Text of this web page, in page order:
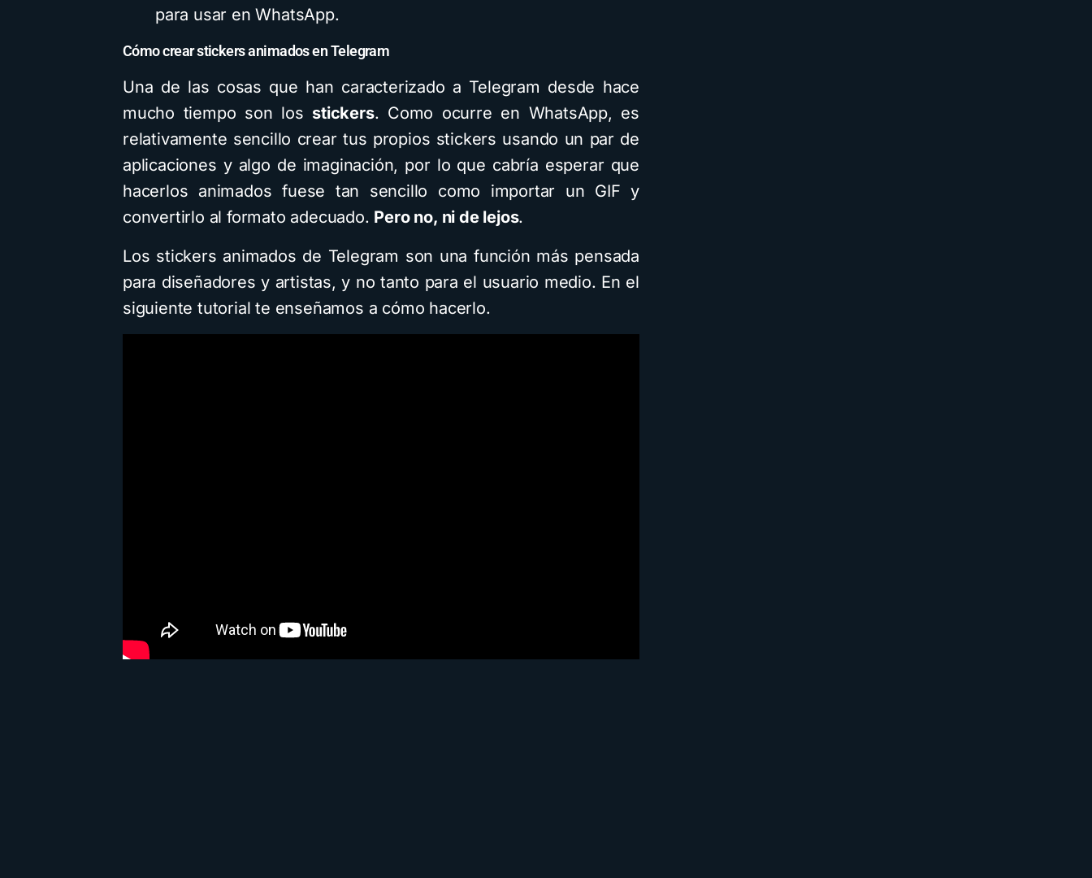
para usar en WhatsApp.
Cómo crear stickers animados en Telegram
Una de las cosas que han caracterizado a Telegram desde hace
mucho tiempo son los stickers. Como ocurre en WhatsApp, es
relativamente sencillo crear tus propios stickers usando un par de
aplicaciones y algo de imaginación, por lo que cabría esperar que
hacerlos animados fuese tan sencillo como importar un GIF y
convertirlo al formato adecuado. Pero no, ni de lejos.
Los stickers animados de Telegram son una función más pensada
para diseñadores y artistas, y no tanto para el usuario medio. En el
siguiente tutorial te enseñamos a cómo hacerlo.